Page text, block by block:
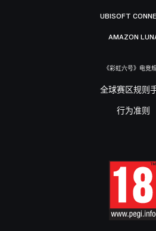
UBISOFT
AMAZON
《彩虹六号》电竞
全球赛区规则
行为准则